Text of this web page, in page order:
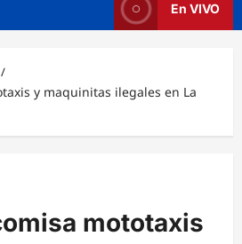
En VIVO
y maquinitas ilegales en La
mototaxis